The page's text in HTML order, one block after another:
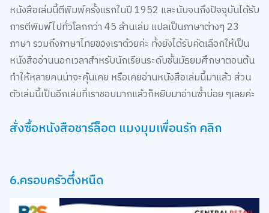
หนังสือเล่มนี้ตีพิมพ์ครั้งแรกในปี 1952 และนับจนถึงปัจจุบันได้รับ
การตีพิมพ์ไปทั่วโลกกว่า 45 ล้านเล่ม แปลเป็นภาษาต่างๆ 23
ภาษา รวมถึงภาษาไทยของเราด้วยค่ะ ทั้งยังได้รับคัดเลือกให้เป็น
หนังสืออ่านนอกเวลาสำหรับนักเรียนระดับชั้นมัธยมศึกษาตอนต้น
ทำให้หลายคนน่าจะคุ้นเคย หรือเคยอ่านหนังสือเล่มนี้มาแล้ว ส่วน
ตัวเล่มนี้เป็นอีกเล่มที่เราชอบมากแล้วก็หยิบมาอ่านซ้ำบ่อย ๆเลยค่ะ
สั่งซื้อหนังสือชาร์ล็อต แมงมุมเพื่อนรัก คลิก
6.ครอบครัวตึ๋งหนืด